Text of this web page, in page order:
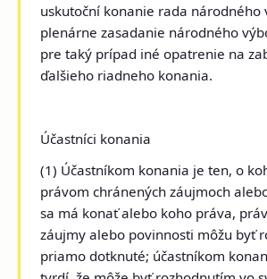
uskutoční konanie rada národného
plenárne zasadanie národného
pre taký prípad iné opatrenie na
ďalšieho riadneho konania.
Účastníci konania
(1) Účastníkom konania je ten, o
právom chránených záujmoch
sa má konať alebo koho práva,
záujmy alebo povinnosti môžu byť
priamo dotknuté; účastníkom